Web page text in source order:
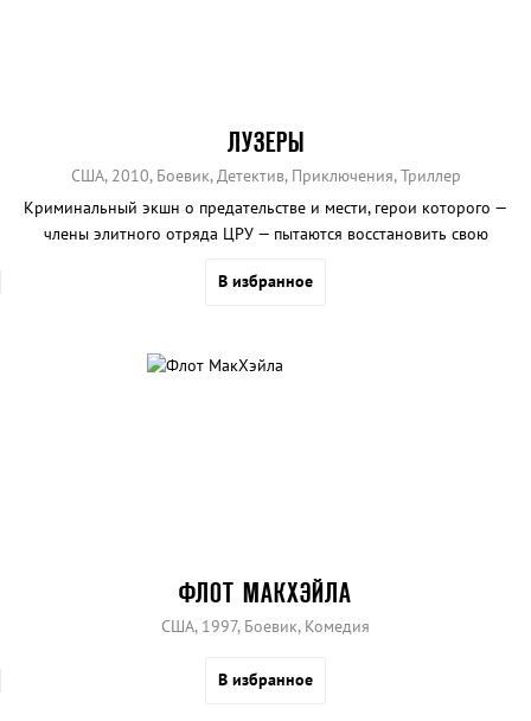
ЛУЗЕРЫ
США, 2010, Боевик, Детектив, Приключения, Триллер
Криминальный экшн о предательстве и мести, герои которого —
члены элитного отряда ЦРУ — пытаются восстановить свою
В избранное
ФЛОТ МАКХЭЙЛА
США, 1997, Боевик, Комедия
В избранное